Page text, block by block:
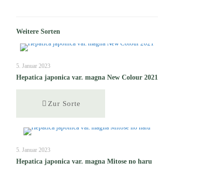
Weitere Sorten
5. Januar 2023
Hepatica japonica var. magna New Colour 2021
Zur Sorte
5. Januar 2023
Hepatica japonica var. magna Mitose no haru